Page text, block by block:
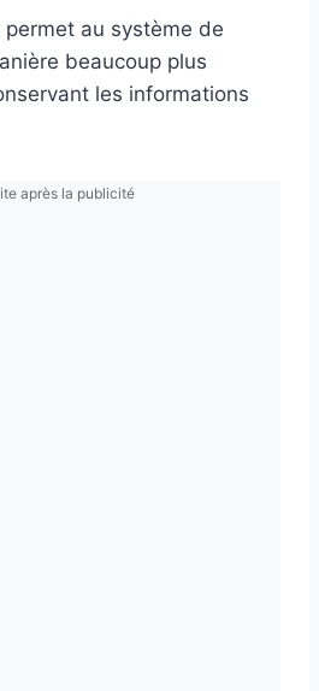
au système de
beaucoup plus
les informations
après la publicité